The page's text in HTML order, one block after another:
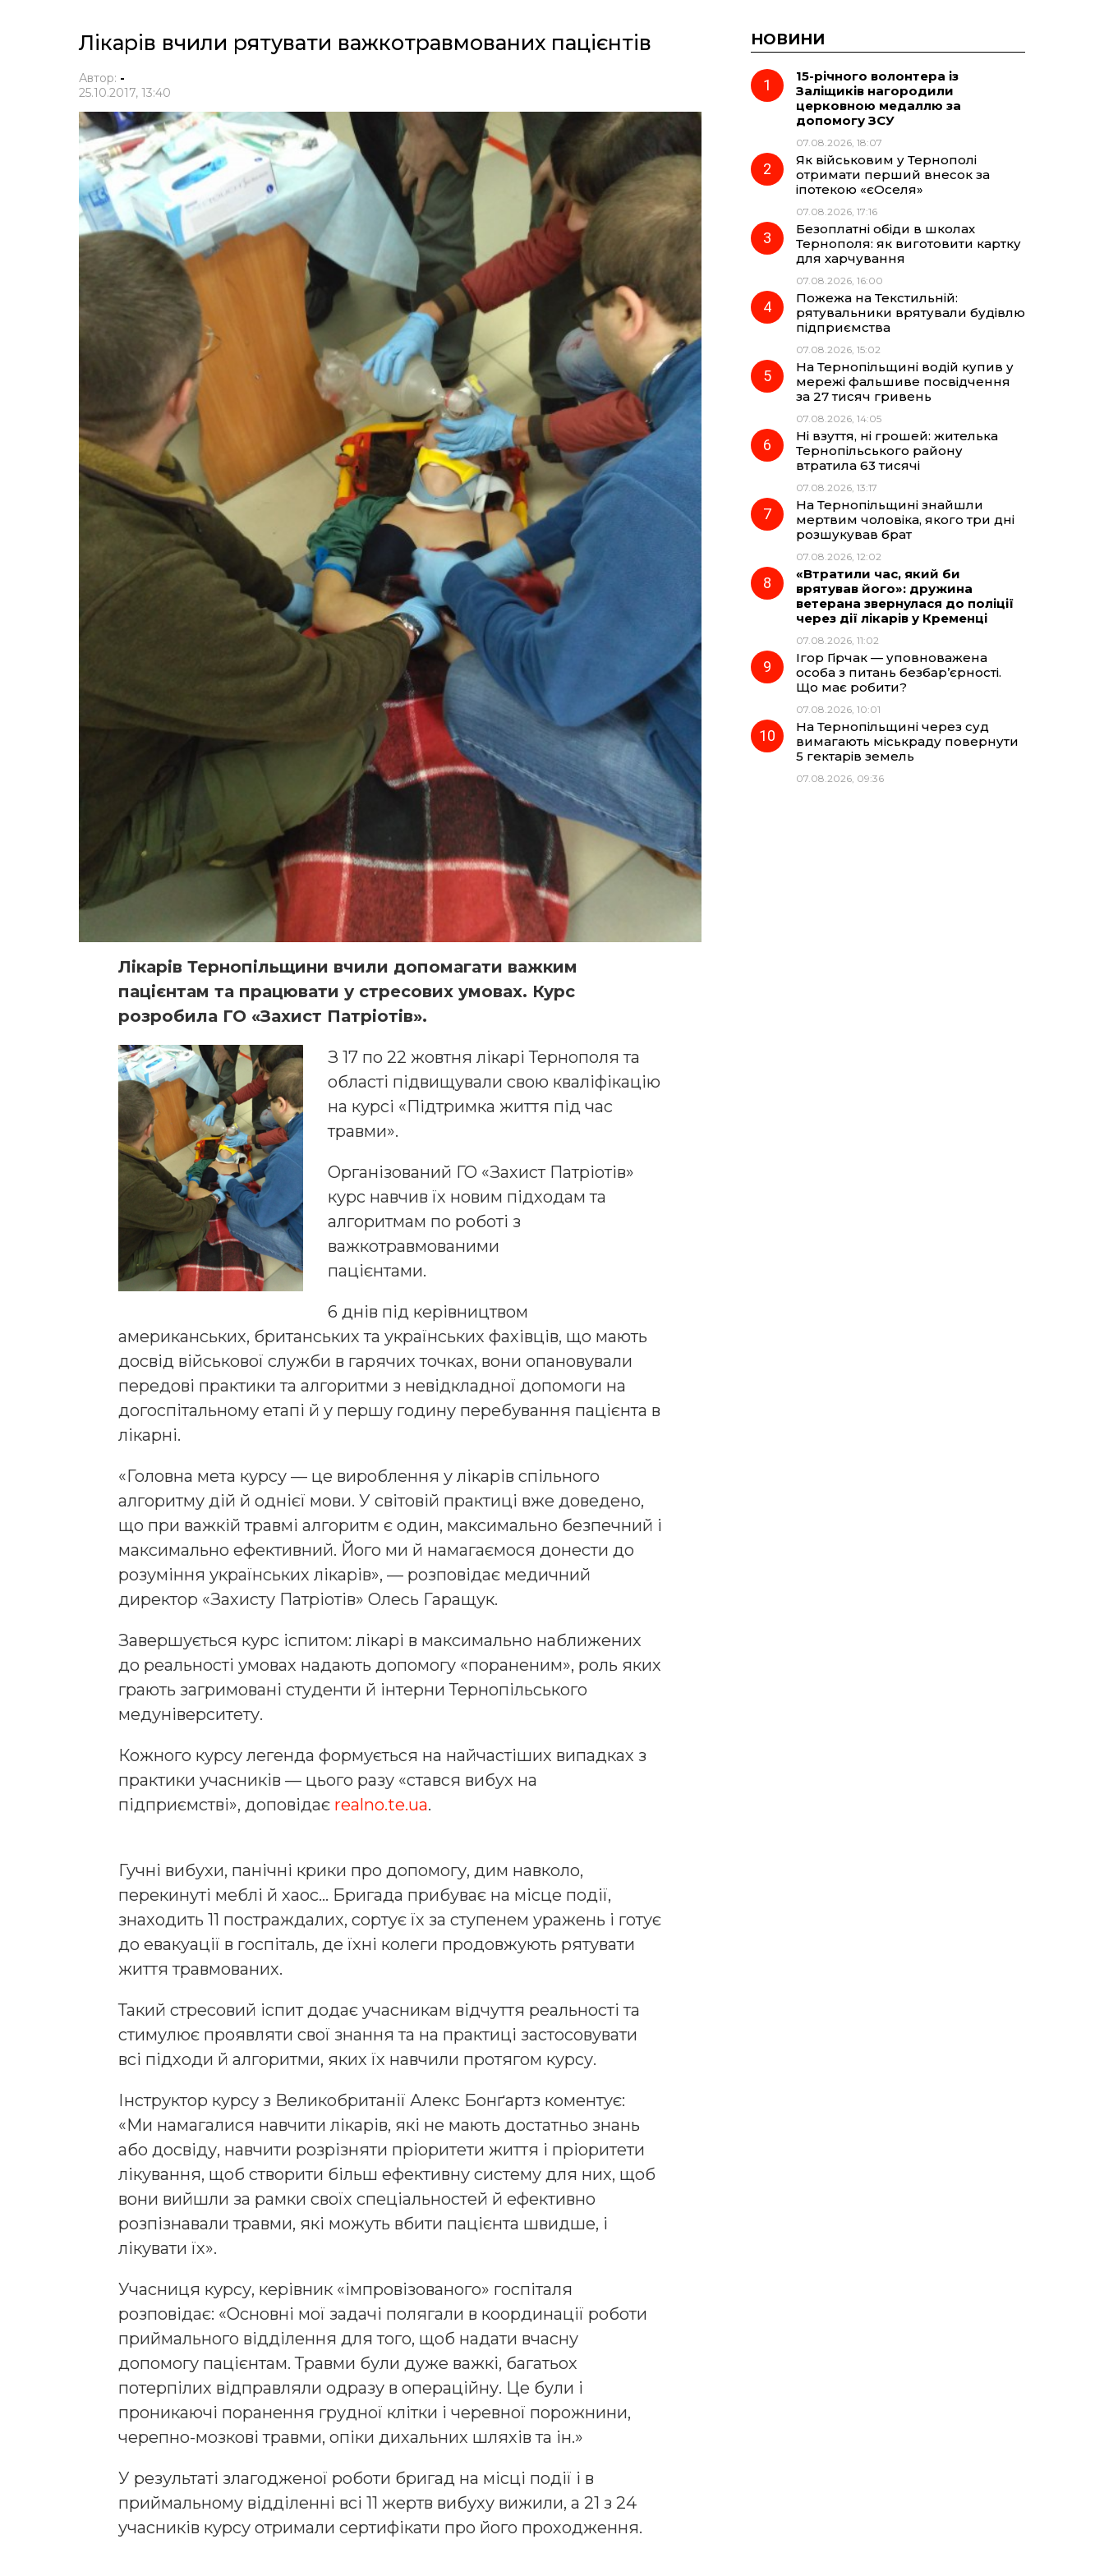
Лікарів вчили рятувати важкотравмованих пацієнтів
Автор: -
25.10.2017, 13:40
Лікарів Тернопільщини вчили допомагати важким
пацієнтам та працювати у стресових умовах. Курс
розробила ГО «Захист Патріотів».
З 17 по 22 жовтня лікарі Тернополя та
області підвищували свою кваліфікацію
на курсі «Підтримка життя під час
травми».
Організований ГО «Захист Патріотів»
курс навчив їх новим підходам та
алгоритмам по роботі з
важкотравмованими
пацієнтами.
6 днів під керівництвом
американських, британських та українських фахівців, що мають
досвід військової служби в гарячих точках, вони опановували
передові практики та алгоритми з невідкладної допомоги на
догоспітальному етапі й у першу годину перебування пацієнта в
лікарні.
«Головна мета курсу — це вироблення у лікарів спільного
алгоритму дій й однієї мови. У світовій практиці вже доведено,
що при важкій травмі алгоритм є один, максимально безпечний і
максимально ефективний. Його ми й намагаємося донести до
розуміння українських лікарів», — розповідає медичний
директор «Захисту Патріотів» Олесь Гаращук.
Завершується курс іспитом: лікарі в максимально наближених
до реальності умовах надають допомогу «пораненим», роль яких
грають загримовані студенти й інтерни Тернопільського
медуніверситету.
Кожного курсу легенда формується на найчастіших випадках з
практики учасників — цього разу «стався вибух на
підприємстві», доповідає realno.te.ua.
Гучні вибухи, панічні крики про допомогу, дим навколо,
перекинуті меблі й хаос… Бригада прибуває на місце події,
знаходить 11 постраждалих, сортує їх за ступенем уражень і готує
до евакуації в госпіталь, де їхні колеги продовжують рятувати
життя травмованих.
Такий стресовий іспит додає учасникам відчуття реальності та
стимулює проявляти свої знання та на практиці застосовувати
всі підходи й алгоритми, яких їх навчили протягом курсу.
Інструктор курсу з Великобританії Алекс Бонґартз коментує:
«Ми намагалися навчити лікарів, які не мають достатньо знань
або досвіду, навчити розрізняти пріоритети життя і пріоритети
лікування, щоб створити більш ефективну систему для них, щоб
вони вийшли за рамки своїх спеціальностей й ефективно
розпізнавали травми, які можуть вбити пацієнта швидше, і
лікувати їх».
Учасниця курсу, керівник «імпровізованого» госпіталя
розповідає: «Основні мої задачі полягали в координації роботи
приймального відділення для того, щоб надати вчасну
допомогу пацієнтам. Травми були дуже важкі, багатьох
потерпілих відправляли одразу в операційну. Це були і
проникаючі поранення грудної клітки і черевної порожнини,
черепно-мозкові травми, опіки дихальних шляхів та ін.»
У результаті злагодженої роботи бригад на місці події і в
приймальному відділенні всі 11 жертв вибуху вижили, а 21 з 24
учасників курсу отримали сертифікати про його проходження.
НОВИНИ
15-річного волонтера із
Заліщиків нагородили
церковною медаллю за
допомогу ЗСУ
07.08.2026, 18:07
Як військовим у Тернополі
отримати перший внесок за
іпотекою «єОселя»
07.08.2026, 17:16
Безоплатні обіди в школах
Тернополя: як виготовити картку
для харчування
07.08.2026, 16:00
Пожежа на Текстильній:
рятувальники врятували будівлю
підприємства
07.08.2026, 15:02
На Тернопільщині водій купив у
мережі фальшиве посвідчення
за 27 тисяч гривень
07.08.2026, 14:05
Ні взуття, ні грошей: жителька
Тернопільського району
втратила 63 тисячі
07.08.2026, 13:17
На Тернопільщині знайшли
мертвим чоловіка, якого три дні
розшукував брат
07.08.2026, 12:02
«Втратили час, який би
врятував його»: дружина
ветерана звернулася до поліції
через дії лікарів у Кременці
07.08.2026, 11:02
Ігор Гірчак — уповноважена
особа з питань безбар’єрності.
Що має робити?
07.08.2026, 10:01
На Тернопільщині через суд
вимагають міськраду повернути
5 гектарів земель
07.08.2026, 09:36